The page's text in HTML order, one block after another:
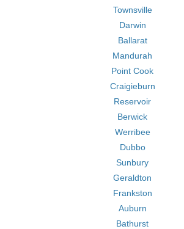
Townsville
Darwin
Ballarat
Mandurah
Point Cook
Craigieburn
Reservoir
Berwick
Werribee
Dubbo
Sunbury
Geraldton
Frankston
Auburn
Bathurst